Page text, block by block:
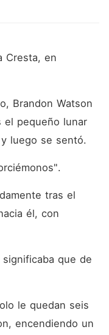
el fuego por la noche.
de divorcio sin
calmado, nos
volveremos a casar". Camila,
la espalda recta y las
lágrimas agotadas, se sintió
vacía e impotente. La
silenciosamente
paso a un nuevo
su auto aceleró
mirara atrás aunque
Cresta, en
Brandon Watson
el pequeño lunar
luego se sentó.
tras el
él, con
que de
le quedan seis
encendiendo un